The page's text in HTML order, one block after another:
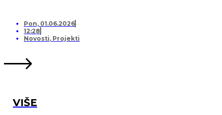
Pon, 01.06.2026
12:28
Novosti, Projekti
VIŠE